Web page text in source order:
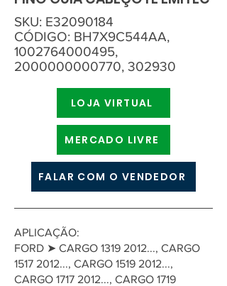
SKU: E32090184
CÓDIGO: BH7X9C544AA,
1002764000495,
2000000000770, 302930
LOJA VIRTUAL
MERCADO LIVRE
FALAR COM O VENDEDOR
APLICAÇÃO:
FORD ➤ CARGO 1319 2012..., CARGO
1517 2012..., CARGO 1519 2012...,
CARGO 1717 2012..., CARGO 1719